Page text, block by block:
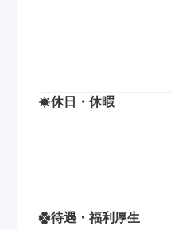
休日・休暇
待遇・福利厚生